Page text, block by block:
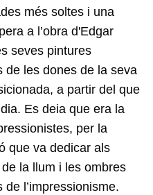
més soltes i una
a l’obra d'Edgar
seves pintures
de les dones de la seva
a partir del que
Es deia que era la
per la
que va dedicar als
la llum i les ombres
l’impressionisme.